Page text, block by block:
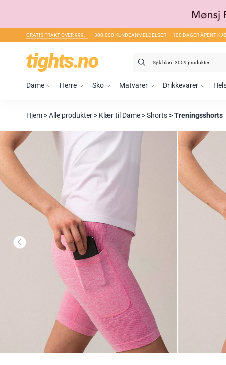
GRATIS FRAKT OVER 999,– 300.000 KUNDEANMELDELSER 100 DAGER ÅPENT
Søk
Dame Herre Sko Matvarer Drikkevarer
Hjem >Alle produkter > Klær til Dame >Shorts >Treningsshorts